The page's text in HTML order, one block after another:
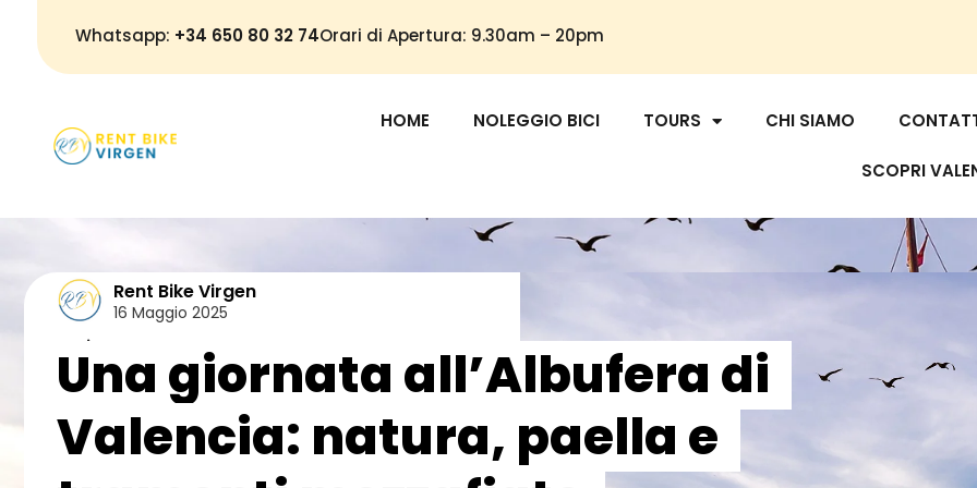
Whatsapp: +34 650 80 32 74Orari di Apertura: 9.30am – 20pm
HOME NOLEGGIO BICI TOURS CHI SIAMO
SCOPRI
Rent Bike Virgen
16 Maggio 2025
Turismo
Una giornata all’Albufera di
Valencia: natura, paella e